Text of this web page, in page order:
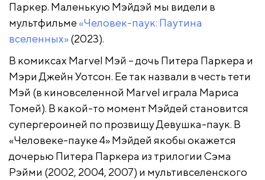
Паркер. Маленькую Мэйдэй мы видели в
мультфильме«Человек-паук: Паутина
вселенных»(2023).
В комиксах Marvel Мэй – дочь Питера Паркера и
Мэри Джейн Уотсон. Ее так назвали в честь тети
Мэй (в киновселенной Marvel играла Мариса
Томей). В какой-то момент Мэйдей становится
супергероиней по прозвищу Девушка-паук. В
«Человеке-пауке 4» Мэйдей якобы окажется
дочерью Питера Паркера из трилогии Сэма
Рэйми (2002, 2004, 2007) и мультивселенского